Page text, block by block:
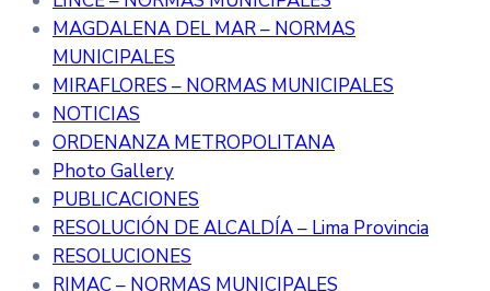
MAGDALENA DEL MAR – NORMAS
MUNICIPALES
MIRAFLORES – NORMAS MUNICIPALES
NOTICIAS
ORDENANZA METROPOLITANA
Photo Gallery
PUBLICACIONES
RESOLUCIÓN DE ALCALDÍA – Lima Provincia
RESOLUCIONES
RIMAC – NORMAS MUNICIPALES